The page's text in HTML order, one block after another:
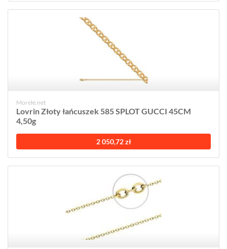
Morele.net
Lovrin Złoty łańcuszek 585 SPLOT GUCCI 45CM
4,50g
2 050,72 zł